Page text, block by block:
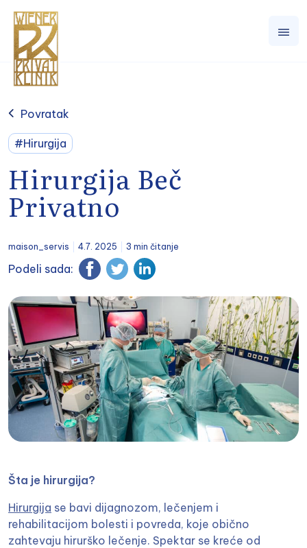
Povratak
#Hirurgija
Hirurgija Beč
Privatno
maison_servis 4.7. 2025 3 min čitanje
Podeli sada:
Šta je hirurgija?
Hirurgija se bavi dijagnozom, lečenjem i
rehabilitacijom bolesti i povreda, koje obično
zahtevaju hirurško lečenje. Spektar se kreće od